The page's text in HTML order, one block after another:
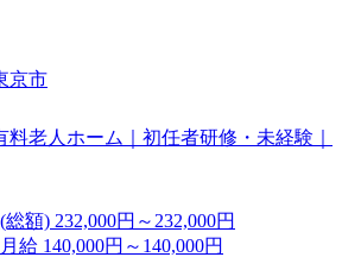
京市
料老人ホーム｜初任者研修・未経験｜
総額) 232,000円～232,000円
給 140,000円～140,000円